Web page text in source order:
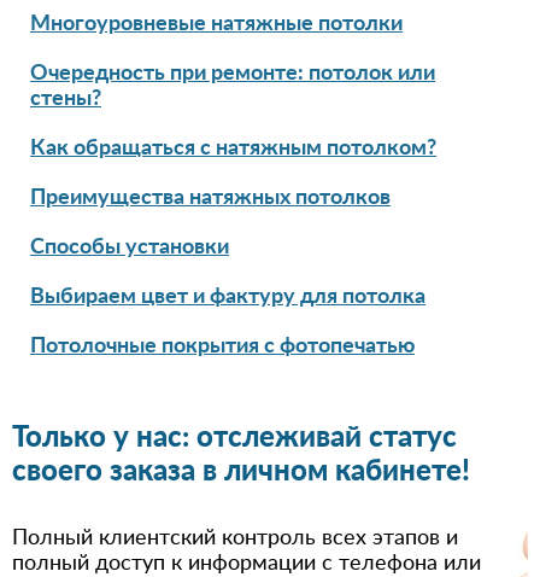
Многоуровневые натяжные потолки
Очередность при ремонте: потолок или
стены?
Как обращаться с натяжным потолком?
Преимущества натяжных потолков
Способы установки
Выбираем цвет и фактуру для потолка
Потолочные покрытия с фотопечатью
Только у нас: отслеживай статус
своего заказа в личном кабинете!
Полный клиентский контроль всех этапов и
полный доступ к информации с телефона или